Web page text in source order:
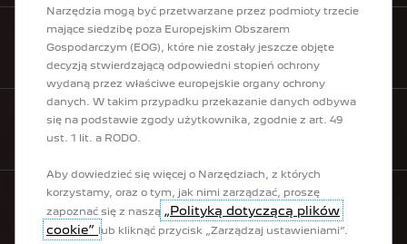
KONTAKT
ZAMÓW PEUGEOT ONLINE
GAMA
Narzędzia mogą być przetwarzane przez podmioty trzecie
mające siedzibę poza Europejskim Obszarem
Gospodarczym (EOG), które nie zostały jeszcze objęte
decyzją stwierdzającą odpowiedni stopień ochrony
wydaną przez właściwe europejskie organy ochrony
danych. W takim przypadku przekazanie danych odbywa
się na podstawie zgody użytkownika, zgodnie z art. 49
ust. 1 lit. a RODO.
Aby dowiedzieć się więcej o Narzędziach, z których
korzystamy, oraz o tym, jak nimi zarządzać, proszę
zapoznać się z naszą „Polityką dotyczącą plików
cookie” lub kliknąć przycisk „Zarządzaj ustawieniami”.